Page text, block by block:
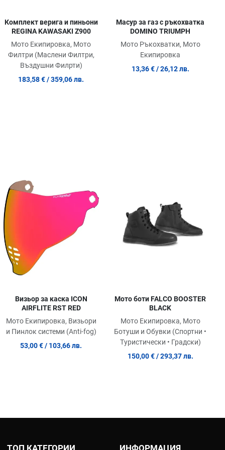
Комплект верига и пиньони
REGINA KAWASAKI Z900
Мото Екипировка, Мото
Филтри (Маслени Филтри,
Въздушни Филрти)
183,58 € / 359,06 лв.
Масур за газ с ръкохватка
DOMINO TRIUMPH
Мото Ръкохватки, Мото
Екипировка
13,36 € / 26,12 лв.
продукт
View Quick View
Визьор за каска ICON
AIRFLITE RST RED
Мото Екипировка, Визьори
и Пинлок системи (Anti-fog)
53,00 € / 103,66 лв.
Мото боти FALCO BOOSTER
BLACK
Мото Екипировка, Мото
Ботуши и Обувки (Спортни •
Туристически • Градски)
150,00 € / 293,37 лв.
ТОП КАТЕГОРИИ ИНФОРМАЦИЯ